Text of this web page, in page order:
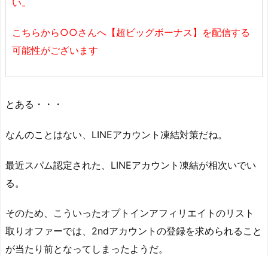
こちらから○○さんへ【超ビッグボーナス】を配信する
可能性がございます
とある・・・
なんのことはない、LINEアカウント凍結対策だね。
最近スパム認定された、LINEアカウント凍結が相次いでい
る。
そのため、こういったオプトインアフィリエイトのリスト
取りオファーでは、2ndアカウントの登録を求められること
が当たり前となってしまったようだ。